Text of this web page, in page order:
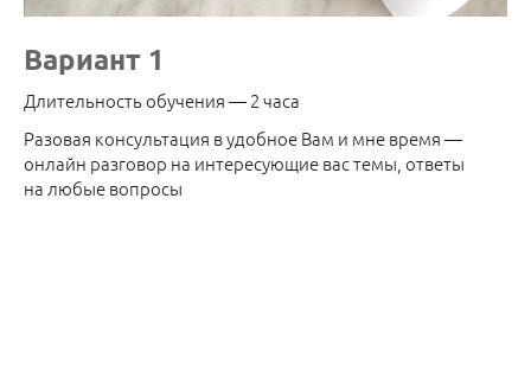
Вариант 1
Длительность обучения — 2 часа
Разовая консультация в удобное Вам и мне время —
онлайн разговор на интересующие вас темы, ответы
на любые вопросы